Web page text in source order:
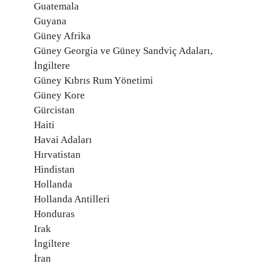
Guatemala
Guyana
Güney Afrika
Güney Georgia ve Güney Sandviç Adaları,
İngiltere
Güney Kıbrıs Rum Yönetimi
Güney Kore
Gürcistan
Haiti
Havai Adaları
Hırvatistan
Hindistan
Hollanda
Hollanda Antilleri
Honduras
Irak
İngiltere
İran